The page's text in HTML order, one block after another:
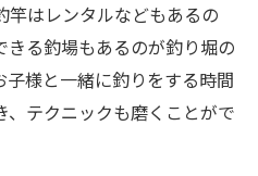
竿はレンタルなどもあるの
る釣場もあるのが釣り堀の
様と一緒に釣りをする時間
テクニックも磨くことがで